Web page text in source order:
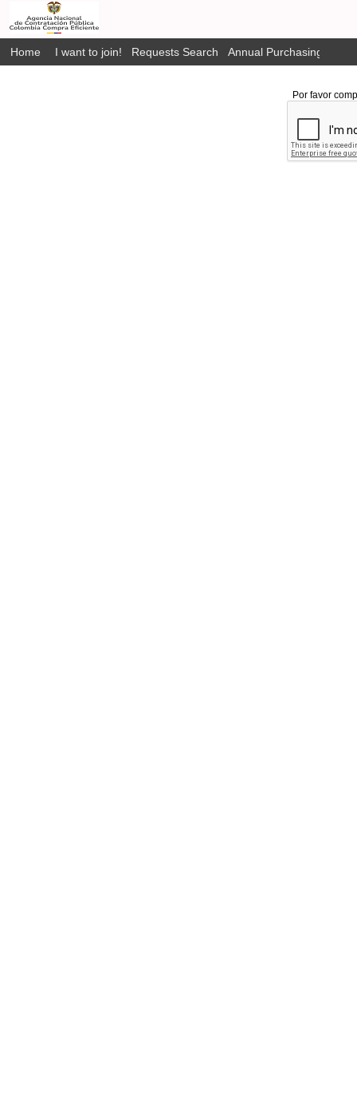
Home I want to join! Requests Search Annual Purchasing Plan
Por favor